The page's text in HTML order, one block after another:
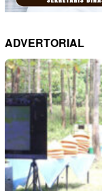
ADVERTORIAL